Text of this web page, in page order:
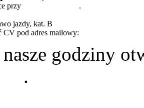
przy .
jazdy, kat. B
CV pod adres mailowy:
nasze godziny
.